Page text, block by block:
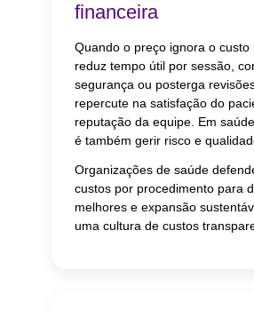
financeira
Quando o preço ignora o custo
reduz tempo útil por sessão,
segurança ou posterga
repercute na satisfação do
reputação da equipe. Em saúde,
é também gerir risco e
Organizações de saúde
custos por procedimento para
melhores e expansão
uma cultura de custos